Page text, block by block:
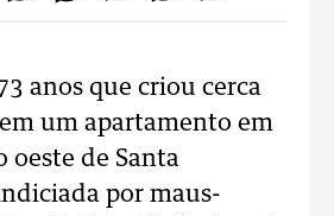
anos que criou cerca
um apartamento em
oeste de Santa
por maus-